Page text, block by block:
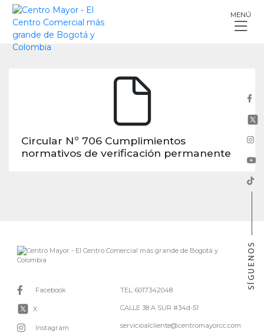
Skip
MENÚ
Circular Nº 706 Cumplimientos
normativos de verificación permanente
Facebook
X
Instagram
TEL. 6017342048
CALLE 38 A SUR #34d-51
servicioalcliente@centromayorcc.com